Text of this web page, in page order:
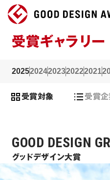
受賞ギャラリー
20252024202320222021
受賞対象 受賞企
GOOD DESIGN
グッドデザイン大賞